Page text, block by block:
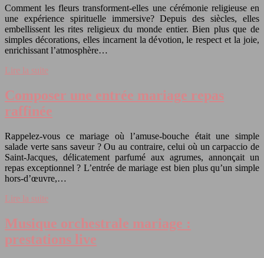
Comment les fleurs transforment-elles une cérémonie religieuse en
une expérience spirituelle immersive? Depuis des siècles, elles
embellissent les rites religieux du monde entier. Bien plus que de
simples décorations, elles incarnent la dévotion, le respect et la joie,
enrichissant l’atmosphère…
Lire la suite
Composer une entrée mariage repas
raffinée
Rappelez-vous ce mariage où l’amuse-bouche était une simple
salade verte sans saveur ? Ou au contraire, celui où un carpaccio de
Saint-Jacques, délicatement parfumé aux agrumes, annonçait un
repas exceptionnel ? L’entrée de mariage est bien plus qu’un simple
hors-d’œuvre,…
Lire la suite
Musique orchestrale mariage :
prestations live